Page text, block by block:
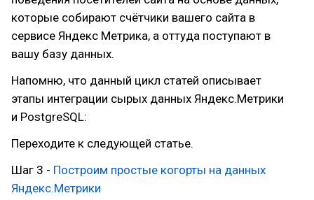
которые собирают счётчики вашего сайта в
сервисе Яндекс Метрика, а оттуда поступают в
вашу базу данных.
Напомню, что данный цикл статей описывает
этапы интеграции сырых данных Яндекс.Метрики
и PostgreSQL:
Переходите к следующей статье.
Шаг 3 - Построим простые когорты на данных
Яндекс.Метрики